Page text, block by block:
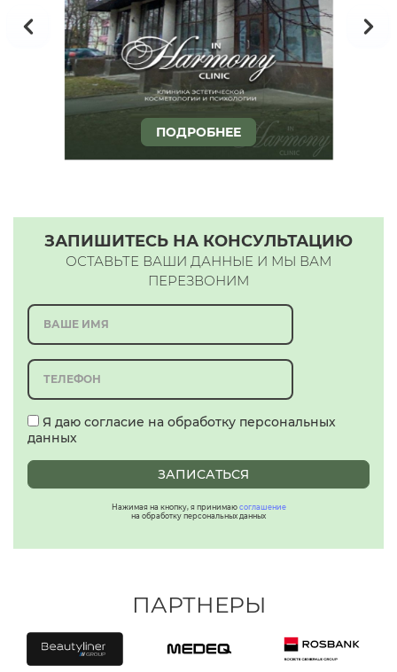
ПОДРОБНЕЕ
ЗАПИШИТЕСЬ НА КОНСУЛЬТАЦИЮ
ОСТАВЬТЕ ВАШИ ДАННЫЕ И МЫ ВАМ
ПЕРЕЗВОНИМ
Я даю согласие на обработку персональных
данных
ЗАПИСАТЬСЯ
Нажимая на кнопку, я принимаю соглашение
на обработку персональных данных
ПАРТНЕРЫ